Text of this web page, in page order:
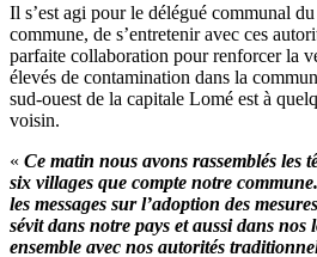
Il s’est agi pour le délégué communal
commune, de s’entretenir avec ces
parfaite collaboration pour renforcer la
élevés de contamination dans la
sud-ouest de la capitale Lomé est à
voisin.
« Ce matin nous avons rassemblés les
six villages que compte notre
les messages sur l’adoption des
sévit dans notre pays et aussi dans nos
ensemble avec nos autorités